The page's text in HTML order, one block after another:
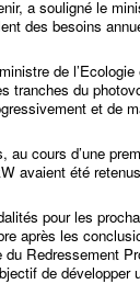
a souligné le
des besoins
de
tranches du
et de
au cours d’une
avaient été
pour les
après les
du Redressement
de développer